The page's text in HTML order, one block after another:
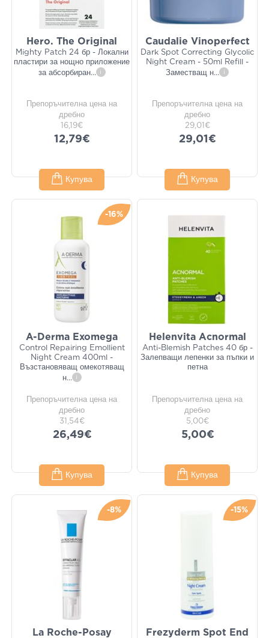
Hero. The Original
Mighty Patch 24 бр - Локални
пластири за нощно приложение
за абсорбиран... i
Препоръчителна цена на
дребно
16,19€
12,79€
Купува
Caudalie Vinoperfect
Dark Spot Correcting Glycolic
Night Cream - 50ml Refill -
Заместващ н... i
Препоръчителна цена на
дребно
29,01€
29,01€
Купува
-16%
A-Derma Exomega
Control Repairing Emollient
Night Cream 400ml -
Възстановяващ омекотяващ
н... i
Препоръчителна цена на
дребно
31,54€
26,49€
Купува
Helenvita Acnormal
Anti-Blemish Patches 40 бр -
Залепващи лепенки за пъпки и
петна
Препоръчителна цена на
дребно
5,00€
5,00€
Купува
-8%
La Roche-Posay
-15%
Frezyderm Spot End